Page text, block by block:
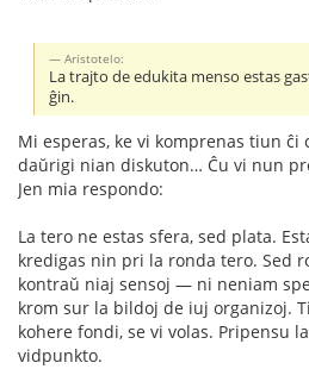
Aristotelo:
La trajto de edukita menso estas
ĝin.
Mi esperas, ke vi komprenas tiun ĉi
daŭrigi nian diskuton… Ĉu vi nun
Jen mia respondo:
La tero ne estas sfera, sed plata.
kredigas nin pri la ronda tero. Sed
kontraŭ niaj sensoj — ni neniam
krom sur la bildoj de iuj organizoj.
kohere fondi, se vi volas. Pripensu
vidpunkto.